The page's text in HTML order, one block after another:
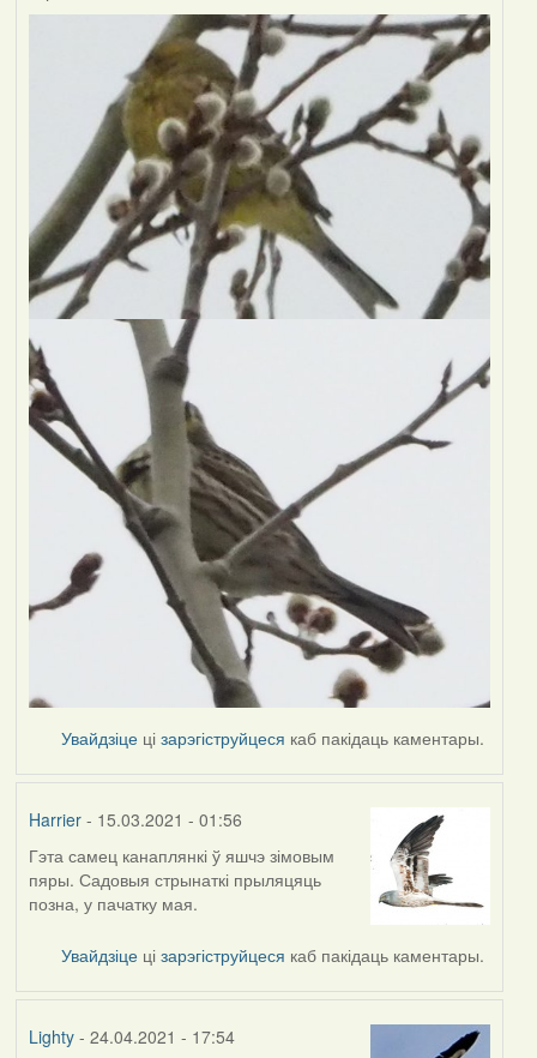
Увайдзіце цізарэгіструйцеся каб пакідаць каментары.
Harrier- 15.03.2021 - 01:56
In
reply
to
Lighty
Гэта самец канаплянкі ў яшчэ зімовым
пяры. Садовыя стрынаткі прыляцяць
позна, у пачатку мая.
Увайдзіце цізарэгіструйцеся каб пакідаць каментары.
Lighty- 24.04.2021 - 17:54